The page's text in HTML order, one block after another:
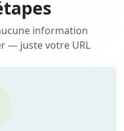
information
— juste votre URL